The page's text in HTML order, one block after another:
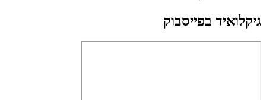
גיקלואיד בפייסבוק